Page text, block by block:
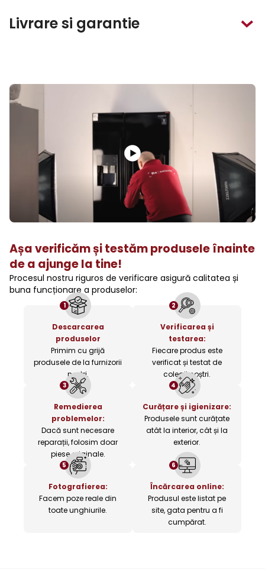
Livrare si garantie
Așa verificăm și testăm produsele înainte
de a ajunge la tine!
Procesul nostru riguros de verificare asigură calitatea și
buna funcționare a produselor:
1
Descarcarea
produselor
Primim cu grijă
produsele de la furnizorii
noștri.
2
Verificarea și
testarea:
Fiecare produs este
verificat și testat de
colegii noștri.
3
Remedierea
problemelor:
Dacă sunt necesare
reparații, folosim doar
piese originale.
4
Curățare și igienizare:
Produsele sunt curățate
atât la interior, cât și la
exterior.
5
Fotografierea:
Facem poze reale din
toate unghiurile.
6
Încărcarea online:
Produsul este listat pe
site, gata pentru a fi
cumpărat.